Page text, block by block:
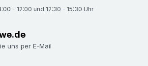
- 12:00 und 12:30 - 15:30 Uhr
uns per E-Mail